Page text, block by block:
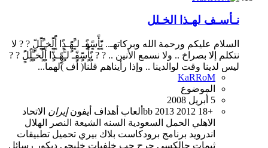
نـأسـف لهـذا الخـلل
السلام عليكم ورحمة الله وبركاتهـ.. نًٍَِأًٍَِسًٍَِفًٍَِـ لـًٍَِهًٍَِـذًٍَِا أًٍَِلًٍَِخـًٍَِلًٍَِلًٍَِ ? ? لا
نتكلم إلا بصراخ .. ولا نسمع الأنين .. ? ? نًٍَِأًٍَِسًٍَِفًٍَِـ لـًٍَِهًٍَِـذًٍَِا أًٍَِلًٍَِخـًٍَِلًٍَِلًٍَِ ? ?
ليس لدينا وقت لوالدينا .. وإذا رأيناهم قلنا( أف )لهما...
KaRRoM
الموضوع
5 أبريل 2008
18+
2012
2013
bb ألعاب أهداف أيفونإيران الاتحاد
الاهلي الحمل السعودية السنه الشيعة النصر
الهلال
اندرويد برنامج برودكاست بلاك بيري تحميل تطبيقات
ثيمات جالكسي جرح حب خلفيات خليجي ديكور رسائل